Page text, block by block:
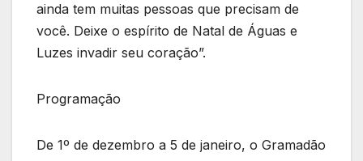
ainda tem muitas pessoas que precisam de
você. Deixe o espírito de Natal de Águas e
Luzes invadir seu coração”.
Programação
De 1º de dezembro a 5 de janeiro, o Gramadão